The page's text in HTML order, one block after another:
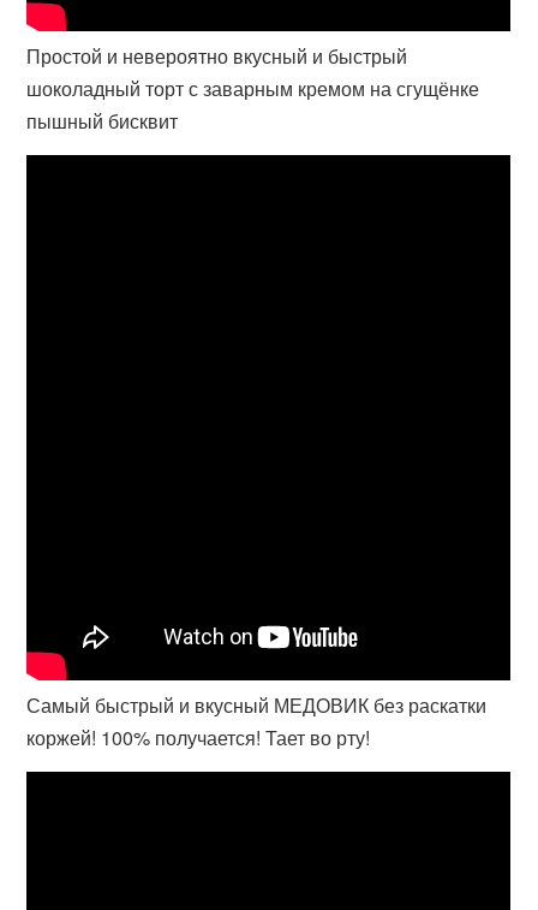
Простой и невероятно вкусный и быстрый
шоколадный торт с заварным кремом на сгущёнке
пышный бисквит
Самый быстрый и вкусный МЕДОВИК без раскатки
коржей! 100% получается! Тает во рту!